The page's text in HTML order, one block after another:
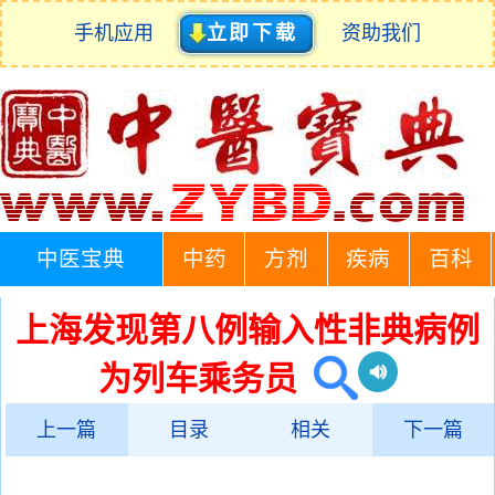
手机应用 立即下载 资助我们
中医宝典 中药 方剂 疾病 百科
上海发现第八例输入性非典病例
为列车乘务员
上一篇 目录 相关 下一篇